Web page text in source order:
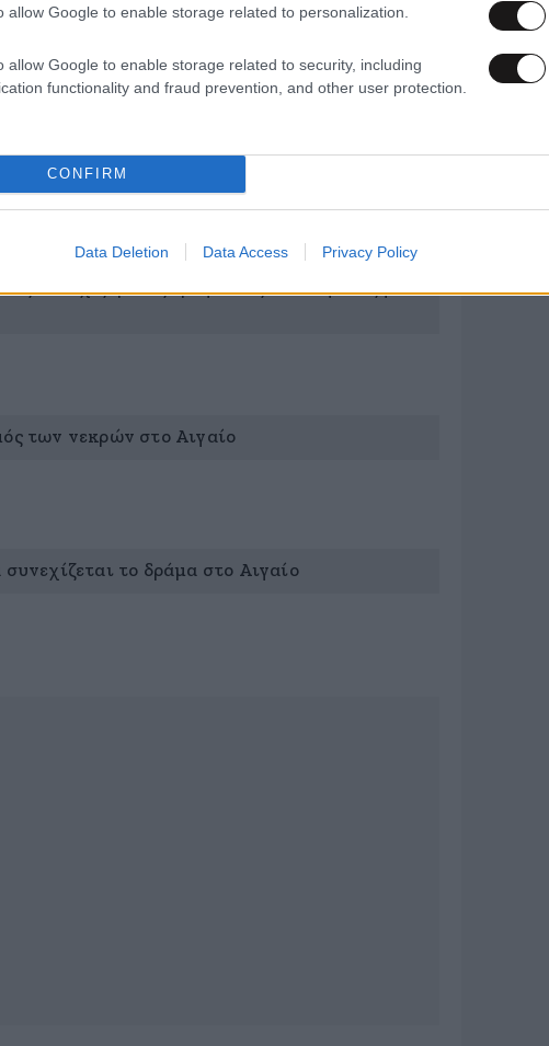
allow Google to enable storage related to personalization.
allow Google to enable storage related to security, including
functionality and fraud prevention, and other user protection.
CONFIRM
Data Deletion Data Access Privacy Policy
νεκρά παιδιά στα παγωμένα νερά του Αιγαίου
συνεχιζόμενες τραγωδίες στο Αιγαίο ζητά
των νεκρών στο Αιγαίο
το δράμα στο Αιγαίο